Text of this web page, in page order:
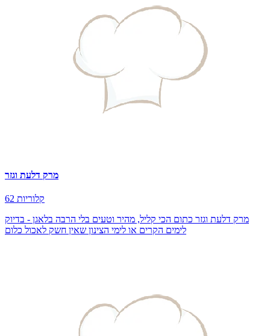
מרק דלעת וגזר
62 קלוריות
מרק דלעת וגזר כתום הכי קליל, מהיר וטעים בלי הרבה בלאגן - בדיוק
לימים הקרים או לימי הצינון שאין חשק לאכול כלום